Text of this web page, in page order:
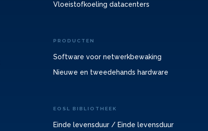
Vloeistofkoeling datacenters
PRODUCTEN
Software voor netwerkbewaking
Nieuwe en tweedehands hardware
EOSL BIBLIOTHEEK
Einde levensduur / Einde levensduur